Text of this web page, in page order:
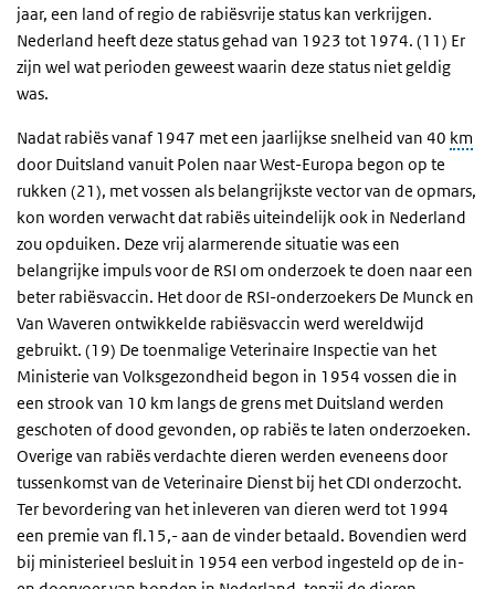
jaar, een land of regio de rabiësvrije status kan verkrijgen.
Nederland heeft deze status gehad van 1923 tot 1974. (11) Er
zijn wel wat perioden geweest waarin deze status niet geldig
was.
Nadat rabiës vanaf 1947 met een jaarlijkse snelheid van 40 km
door Duitsland vanuit Polen naar West-Europa begon op te
rukken (21), met vossen als belangrijkste vector van de opmars,
kon worden verwacht dat rabiës uiteindelijk ook in Nederland
zou opduiken. Deze vrij alarmerende situatie was een
belangrijke impuls voor de RSI om onderzoek te doen naar een
beter rabiësvaccin. Het door de RSI-onderzoekers De Munck en
Van Waveren ontwikkelde rabiësvaccin werd wereldwijd
gebruikt. (19) De toenmalige Veterinaire Inspectie van het
Ministerie van Volksgezondheid begon in 1954 vossen die in
een strook van 10 km langs de grens met Duitsland werden
geschoten of dood gevonden, op rabiës te laten onderzoeken.
Overige van rabiës verdachte dieren werden eveneens door
tussenkomst van de Veterinaire Dienst bij het CDI onderzocht.
Ter bevordering van het inleveren van dieren werd tot 1994
een premie van fl.15,- aan de vinder betaald. Bovendien werd
bij ministerieel besluit in 1954 een verbod ingesteld op de in-